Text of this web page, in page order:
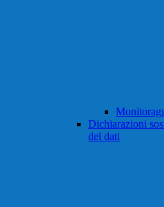
Dichiarazioni
dei dati